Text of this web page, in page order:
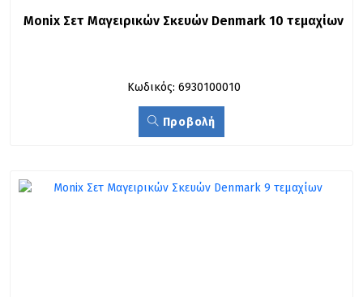
Monix Σετ Μαγειρικών Σκευών Denmark 10 τεμαχίων
Κωδικός: 6930100010
Προβολή